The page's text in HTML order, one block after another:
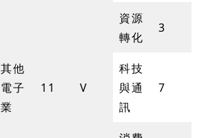
其他
電子
業
11 V
資源
轉化
3
科技
與通
訊
7